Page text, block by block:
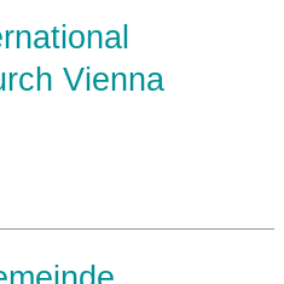
Vienna